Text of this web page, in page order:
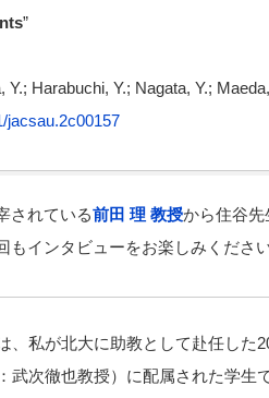
”
Y.; Harabuchi, Y.; Nagata, Y.; Maeda,
jacsau.2c00157
されている前田 理 教授から住谷先
もインタビューをお楽しみくださ
、私が北大に助教として赴任した
：武次徹也教授）に配属された学